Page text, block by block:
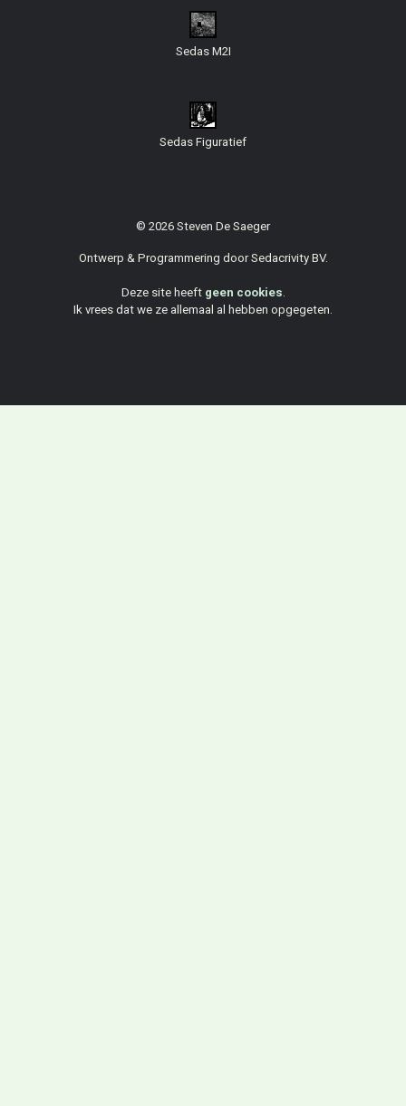
Sedas M2I
Sedas Figuratief
© 2026 Steven De Saeger
Ontwerp & Programmering doorSedacrivity BV.
Deze site heeft geen cookies.
Ik vrees dat we ze allemaal al hebben opgegeten.